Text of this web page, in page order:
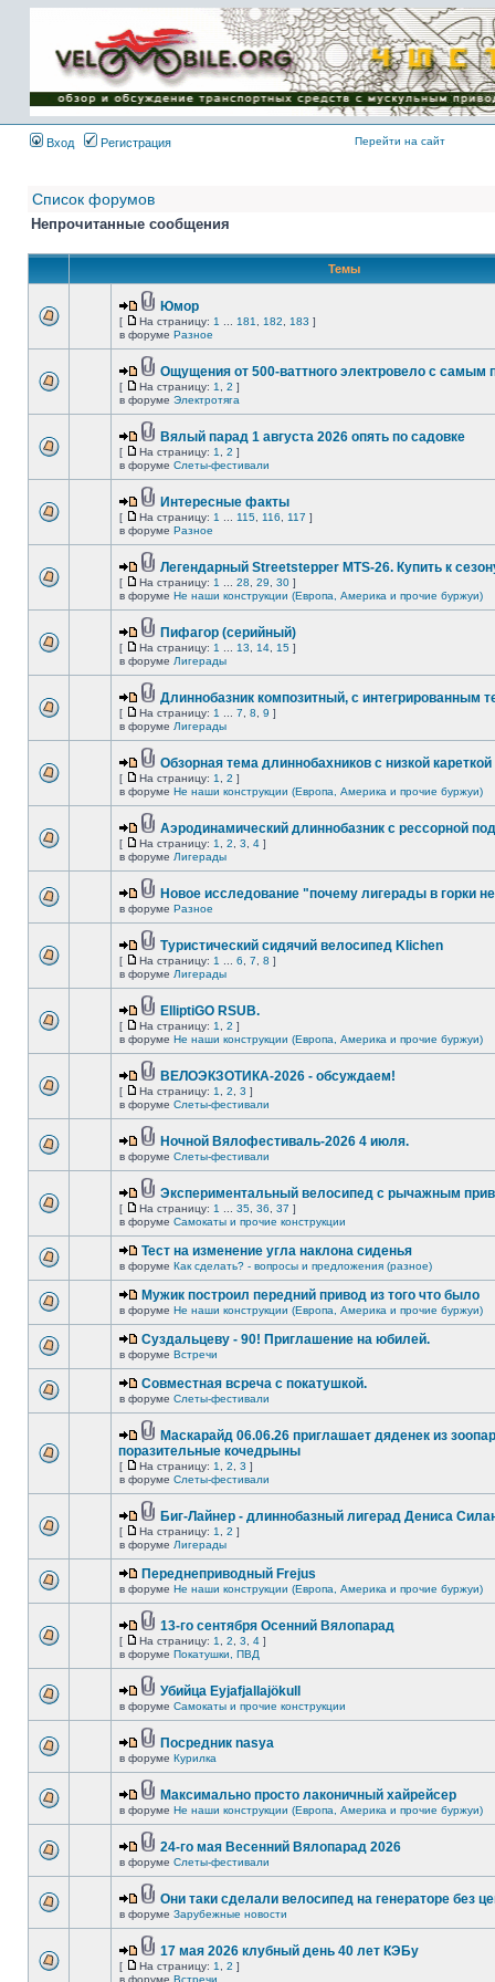
Имя пользователя:
Пароль:
{ LOG_ME_IN_SHORT
}
Вход
Регистрация Перейти на сайт
Список форумов
Непрочитанные сообщения
Темы
Юмор
[ На страницу: 1 181 182 183 ]
в форуме Разное
Ощущения от 500-ваттного электровело с самым
[ На страницу: 1 2 ]
в форуме Электротяга
Вялый парад 1 августа 2026 опять по садовке
[ На страницу: 1 2 ]
в форуме Слеты-фестивали
Интересные факты
[ На страницу: 1 115 116 117 ]
в форуме Разное
Легендарный Streetstepper MTS-26. Купить к
[ На страницу: 1 28 29 30 ]
в форуме Не наши конструкции (Европа, Америка и прочие буржуи)
Пифагор (серийный)
[ На страницу: 1 13 14 15 ]
в форуме Лигерады
Длиннобазник композитный, с интегрированным
[ На страницу: 1 7 8 9 ]
в форуме Лигерады
Обзорная тема длиннобахников с низкой кареткой
[ На страницу: 1 2 ]
в форуме Не наши конструкции (Европа, Америка и прочие буржуи)
Аэродинамический длиннобазник с рессорной
[ На страницу: 1 2 3 4 ]
в форуме Лигерады
Новое исследование "почему лигерады в горки
в форуме Разное
Туристический сидячий велосипед Klichen
[ На страницу: 1 6 7 8 ]
в форуме Лигерады
ElliptiGO RSUB.
[ На страницу: 1 2 ]
в форуме Не наши конструкции (Европа, Америка и прочие буржуи)
ВЕЛОЭКЗОТИКА-2026 - обсуждаем!
[ На страницу: 1 2 3 ]
в форуме Слеты-фестивали
Ночной Вялофестиваль-2026 4 июля.
в форуме Слеты-фестивали
Экспериментальный велосипед с рычажным
[ На страницу: 1 35 36 37 ]
в форуме Самокаты и прочие конструкции
Тест на изменение угла наклона сиденья
в форуме Как сделать? - вопросы и предложения (разное)
Мужик построил передний привод из того что было
в форуме Не наши конструкции (Европа, Америка и прочие буржуи)
Суздальцеву - 90! Приглашение на юбилей.
в форуме Встречи
Совместная всреча с покатушкой.
в форуме Слеты-фестивали
Маскарайд 06.06.26 приглашает дяденек из
поразительные кочедрыны
[ На страницу: 1 2 3 ]
в форуме Слеты-фестивали
Биг-Лайнер - длиннобазный лигерад Дениса
[ На страницу: 1 2 ]
в форуме Лигерады
Переднеприводный Frejus
в форуме Не наши конструкции (Европа, Америка и прочие буржуи)
13-го сентября Осенний Вялопарад
[ На страницу: 1 2 3 4 ]
в форуме Покатушки, ПВД
Убийца Eyjafjallajökull
в форуме Самокаты и прочие конструкции
Посредник nasya
в форуме Курилка
Максимально просто лаконичный хайрейсер
в форуме Не наши конструкции (Европа, Америка и прочие буржуи)
24-го мая Весенний Вялопарад 2026
в форуме Слеты-фестивали
Они таки сделали велосипед на генераторе без
в форуме Зарубежные новости
17 мая 2026 клубный день 40 лет КЭБу
[ На страницу: 1 2 ]
в форуме Встречи